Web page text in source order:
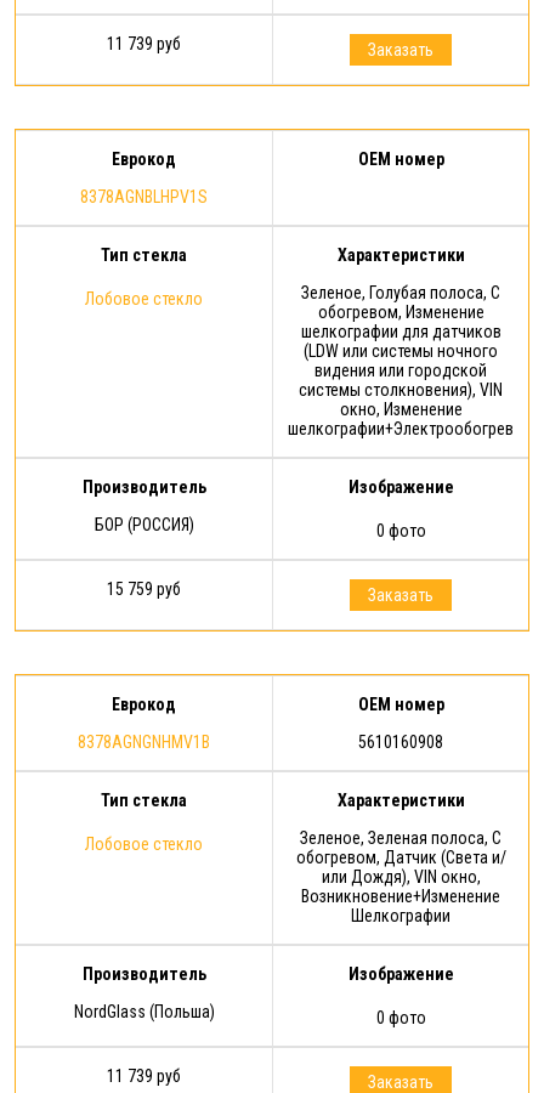
11 739 руб Заказать
Еврокод
8378AGNBLHPV1S
OEM номер
Тип стекла
Лобовое стекло
Характеристики
Зеленое, Голубая полоса, С
обогревом, Изменение
шелкографии для датчиков
(LDW или системы ночного
видения или городской
системы столкновения), VIN
окно, Изменение
шелкографии+Электрообогрев
Производитель
БОР (РОССИЯ)
Изображение
0 фото
15 759 руб Заказать
Еврокод
8378AGNGNHMV1B
OEM номер
5610160908
Тип стекла
Лобовое стекло
Характеристики
Зеленое, Зеленая полоса, С
обогревом, Датчик (Света и/
или Дождя), VIN окно,
Возникновение+Изменение
Шелкографии
Производитель
NordGlass (Польша)
Изображение
0 фото
11 739 руб Заказать